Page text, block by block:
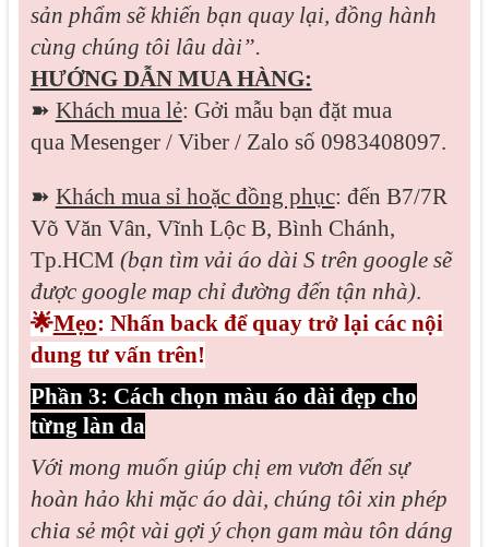
sản phẩm sẽ khiến bạn quay lại, đồng hành
cùng chúng tôi lâu dài”.
HƯỚNG DẪN MUA HÀNG:
➽ Khách mua lẻ: Gởi mẫu bạn đặt mua
qua Mesenger / Viber / Zalo số 0983408097.
➽ Khách mua sỉ hoặc đồng phục: đến B7/7R
Võ Văn Vân, Vĩnh Lộc B, Bình Chánh,
Tp.HCM (bạn tìm vải áo dài S trên google sẽ
được google map chỉ đường đến tận nhà).
🌟Mẹo: Nhấn back để quay trở lại các nội
dung tư vấn trên!
Phần 3: Cách chọn màu áo dài đẹp cho
từng làn da
Với mong muốn giúp chị em vươn đến sự
hoàn hảo khi mặc áo dài, chúng tôi xin phép
chia sẻ một vài gợi ý chọn gam màu tôn dáng